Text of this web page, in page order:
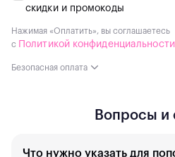
скидки и промокоды
Нажимая «Оплатить», вы соглашаетесь
с
Политикой конфиденциальности
Безопасная оплата
Вопросы и
Что нужно указать для